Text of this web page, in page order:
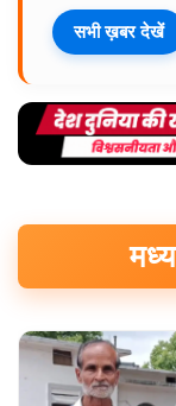
सभी ख़बर देखें